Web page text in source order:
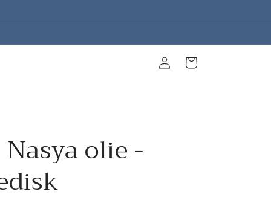
ind
Indkøbskurv
olie -